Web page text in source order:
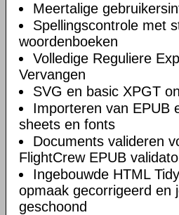
Meertalige
Spellingscontrole met
woordenboeken
Volledige Reguliere
Vervangen
SVG en basic XPGT
Importeren van EPUB
sheets en fonts
Documents valideren
FlightCrew EPUB
Ingebouwde HTML
opmaak gecorrigeerd en
geschoond